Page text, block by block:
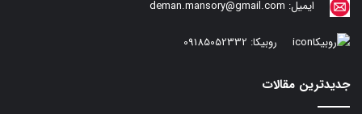
ایمیل: deman.mansory@gmail.com
روبیکا: 09185052332
جدیدترین مقالات